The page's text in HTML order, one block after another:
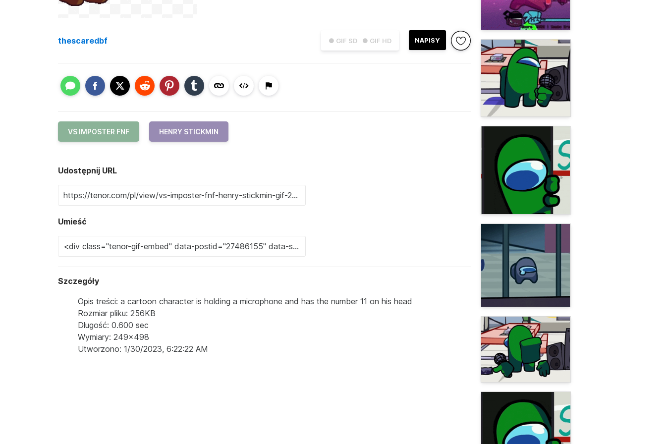
● GIF SD ● GIF HD NAPISY
thescaredbf
VS IMPOSTER FNF HENRY STICKMIN
Udostępnij URL
Umieść
Szczegóły
Opis treści: a cartoon character is holding a microphone and has the number 11 on his head
Rozmiar pliku: 256KB
Długość: 0.600 sec
Wymiary: 249x498
Utworzono: 1/30/2023, 6:22:22 AM